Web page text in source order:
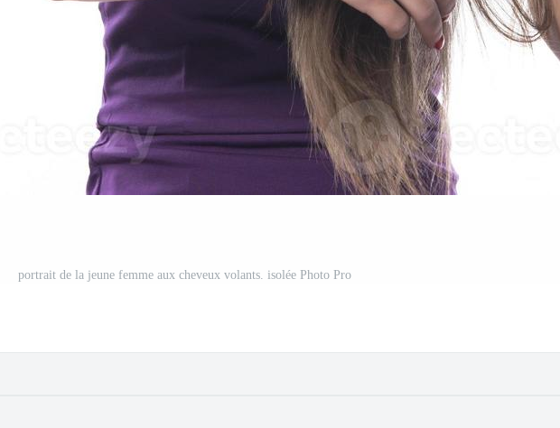
portrait de la jeune femme aux cheveux volants. isolée Photo Pro